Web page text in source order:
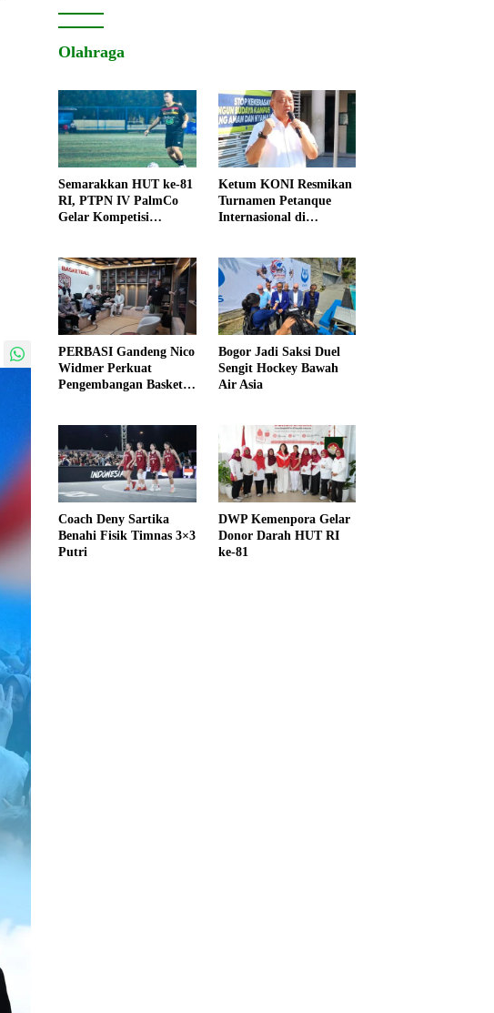
Olahraga
Semarakkan HUT ke-81
RI, PTPN IV PalmCo
Gelar Kompetisi
Ketum KONI Resmikan
Turnamen Petanque
Internasional di
PERBASI Gandeng Nico
Widmer Perkuat
Pengembangan Basket
Bogor Jadi Saksi Duel
Sengit Hockey Bawah
Air Asia
Coach Deny Sartika
Benahi Fisik Timnas 3×3
Putri
DWP Kemenpora Gelar
Donor Darah HUT RI
ke-81